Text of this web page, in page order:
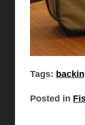
Tags:
Posted in